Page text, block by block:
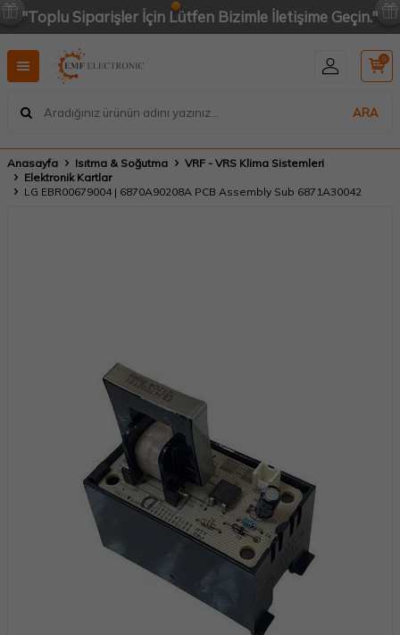
"Toplu Siparişler İçin Lütfen Bizimle İletişime Geçin."
ARA
0
Anasayfa Isıtma & Soğutma
VRF - VRS Klima Sistemleri
Elektronik Kartlar
LG EBR00679004 | 6870A90208A PCB Assembly Sub 6871A30042